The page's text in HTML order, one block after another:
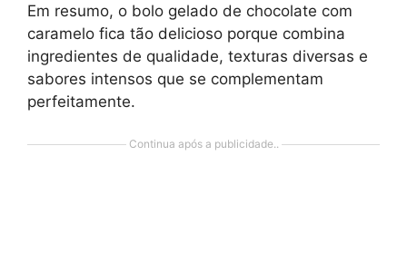
Em resumo, o bolo gelado de chocolate com
caramelo fica tão delicioso porque combina
ingredientes de qualidade, texturas diversas e
sabores intensos que se complementam
perfeitamente.
Continua após a publicidade..